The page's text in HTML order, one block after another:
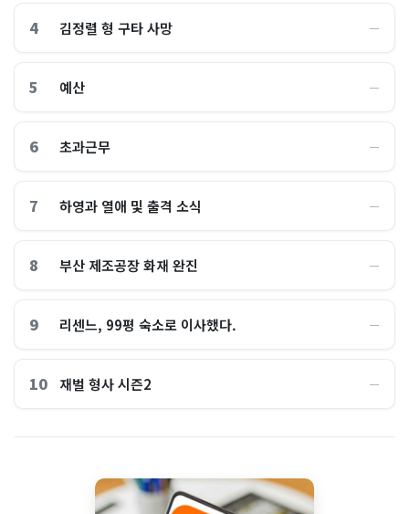
4 김정렬 형 구타 사망 ―
5 예산 ―
6 초과근무 ―
7 하영과 열애 및 출격 소식 ―
8 부산 제조공장 화재 완진 ―
9 리센느, 99평 숙소로 이사했다. ―
10 재벌 형사 시즌2 ―